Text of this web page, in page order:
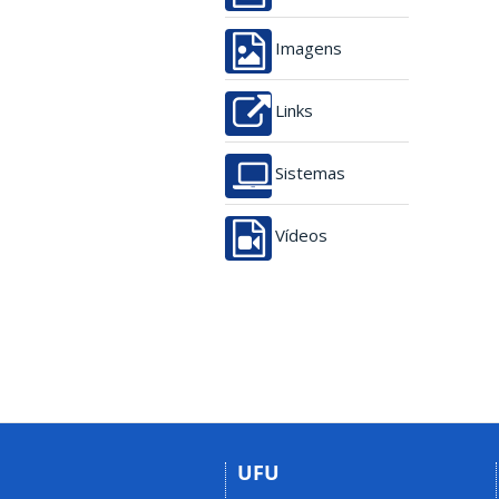
Imagens
Links
Sistemas
Vídeos
UFU